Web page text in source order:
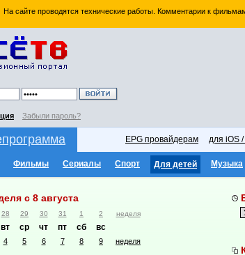
На сайте проводятся технические работы. Комментарии к
Забыли пароль?
EPG провайдерам для iOS
Фильмы Сериалы Спорт Для детей Музыка
с 8 августа
28 29 30 31 1 2 неделя
вт ср чт пт сб вс
4 5 6 7 8 9 неделя